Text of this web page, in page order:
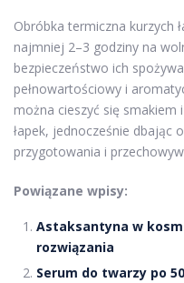
Obróbka termiczna kurzych
najmniej 2–3 godziny na
bezpieczeństwo ich
pełnowartościowy i
można cieszyć się
łapek, jednocześnie dbając
przygotowania i
Powiązane wpisy:
Astaksantyna w
rozwiązania
Serum do twarzy po